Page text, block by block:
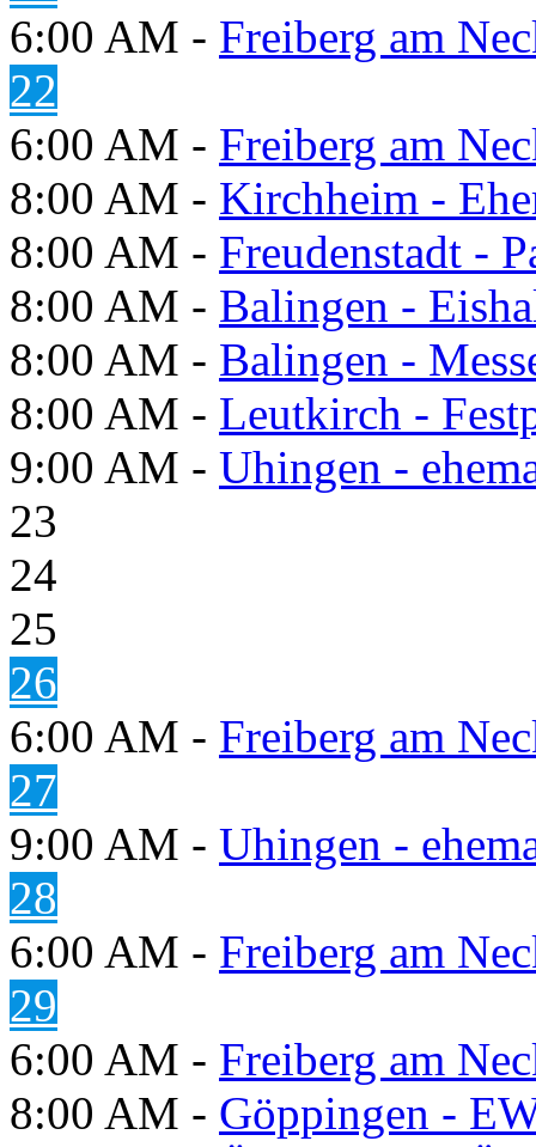
6:00 AM - Freiberg am
22
6:00 AM - Freiberg am
8:00 AM - Kirchheim -
8:00 AM - Freudenstadt -
8:00 AM - Balingen -
8:00 AM - Balingen -
8:00 AM - Leutkirch -
9:00 AM - Uhingen -
23
24
25
26
6:00 AM - Freiberg am
27
9:00 AM - Uhingen -
28
6:00 AM - Freiberg am
29
6:00 AM - Freiberg am
8:00 AM - Göppingen -